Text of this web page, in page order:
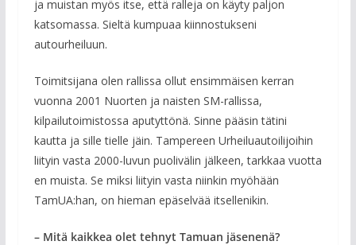
ja muistan myös itse, että ralleja on käyty paljon
katsomassa. Sieltä kumpuaa kiinnostukseni
autourheiluun.
Toimitsijana olen rallissa ollut ensimmäisen kerran
vuonna 2001 Nuorten ja naisten SM-rallissa,
kilpailutoimistossa aputyttönä. Sinne pääsin tätini
kautta ja sille tielle jäin. Tampereen Urheiluautoilijoihin
liityin vasta 2000-luvun puolivälin jälkeen, tarkkaa vuotta
en muista. Se miksi liityin vasta niinkin myöhään
TamUA:han, on hieman epäselvää itsellenikin.
– Mitä kaikkea olet tehnyt Tamuan jäsenenä?